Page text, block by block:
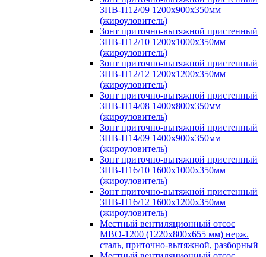
ЗПВ-П12/09 1200х900х350мм
(жироуловитель)
Зонт приточно-вытяжной пристенный
ЗПВ-П12/10 1200х1000х350мм
(жироуловитель)
Зонт приточно-вытяжной пристенный
ЗПВ-П12/12 1200х1200х350мм
(жироуловитель)
Зонт приточно-вытяжной пристенный
ЗПВ-П14/08 1400х800х350мм
(жироуловитель)
Зонт приточно-вытяжной пристенный
ЗПВ-П14/09 1400х900х350мм
(жироуловитель)
Зонт приточно-вытяжной пристенный
ЗПВ-П16/10 1600х1000х350мм
(жироуловитель)
Зонт приточно-вытяжной пристенный
ЗПВ-П16/12 1600х1200х350мм
(жироуловитель)
Местный вентиляционный отсос
МВО-1200 (1220х800х655 мм) нерж.
сталь, приточно-вытяжной, разборный